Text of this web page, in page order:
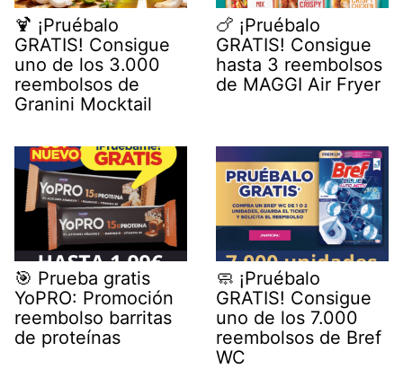
🍹 ¡Pruébalo
GRATIS! Consigue
uno de los 3.000
reembolsos de
Granini Mocktail
🍗 ¡Pruébalo
GRATIS! Consigue
hasta 3 reembolsos
de MAGGI Air Fryer
🎯 Prueba gratis
YoPRO: Promoción
reembolso barritas
de proteínas
🧼 ¡Pruébalo
GRATIS! Consigue
uno de los 7.000
reembolsos de Bref
WC